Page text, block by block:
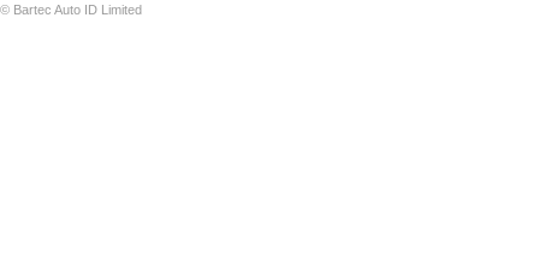
© Bartec Auto ID Limited